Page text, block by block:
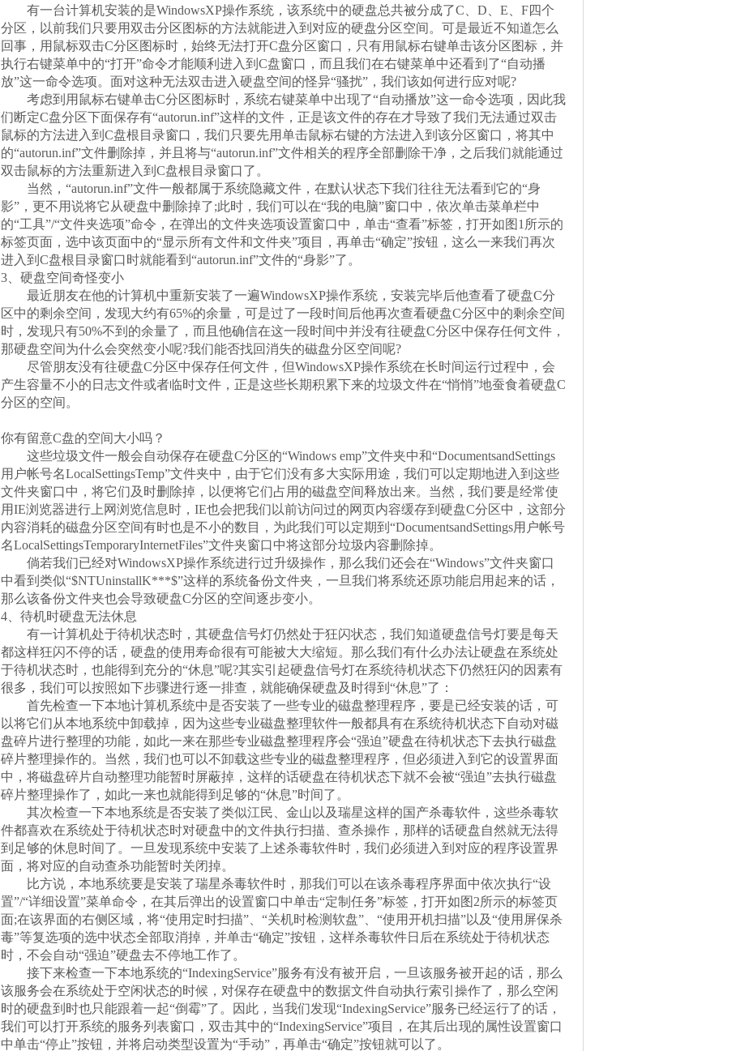
有一台计算机安装的是WindowsXP操作系统，该系统中的硬盘总共被分成了C、D、E、F四个
分区，以前我们只要用双击分区图标的方法就能进入到对应的硬盘分区空间。可是最近不知道怎么
回事，用鼠标双击C分区图标时，始终无法打开C盘分区窗口，只有用鼠标右键单击该分区图标，并
执行右键菜单中的“打开”命令才能顺利进入到C盘窗口，而且我们在右键菜单中还看到了“自动播
放”这一命令选项。面对这种无法双击进入硬盘空间的怪异“骚扰”，我们该如何进行应对呢?
考虑到用鼠标右键单击C分区图标时，系统右键菜单中出现了“自动播放”这一命令选项，因此我
们断定C盘分区下面保存有“autorun.inf”这样的文件，正是该文件的存在才导致了我们无法通过双击
鼠标的方法进入到C盘根目录窗口，我们只要先用单击鼠标右键的方法进入到该分区窗口，将其中
的“autorun.inf”文件删除掉，并且将与“autorun.inf”文件相关的程序全部删除干净，之后我们就能通过
双击鼠标的方法重新进入到C盘根目录窗口了。
当然，“autorun.inf”文件一般都属于系统隐藏文件，在默认状态下我们往往无法看到它的“身
影”，更不用说将它从硬盘中删除掉了;此时，我们可以在“我的电脑”窗口中，依次单击菜单栏中
的“工具”/“文件夹选项”命令，在弹出的文件夹选项设置窗口中，单击“查看”标签，打开如图1所示的
标签页面，选中该页面中的“显示所有文件和文件夹”项目，再单击“确定”按钮，这么一来我们再次
进入到C盘根目录窗口时就能看到“autorun.inf”文件的“身影”了。
3、硬盘空间奇怪变小
最近朋友在他的计算机中重新安装了一遍WindowsXP操作系统，安装完毕后他查看了硬盘C分
区中的剩余空间，发现大约有65%的余量，可是过了一段时间后他再次查看硬盘C分区中的剩余空间
时，发现只有50%不到的余量了，而且他确信在这一段时间中并没有往硬盘C分区中保存任何文件，
那硬盘空间为什么会突然变小呢?我们能否找回消失的磁盘分区空间呢?
尽管朋友没有往硬盘C分区中保存任何文件，但WindowsXP操作系统在长时间运行过程中，会
产生容量不小的日志文件或者临时文件，正是这些长期积累下来的垃圾文件在“悄悄”地蚕食着硬盘C
分区的空间。
你有留意C盘的空间大小吗？
这些垃圾文件一般会自动保存在硬盘C分区的“Windows emp”文件夹中和“DocumentsandSettings
用户帐号名LocalSettingsTemp”文件夹中，由于它们没有多大实际用途，我们可以定期地进入到这些
文件夹窗口中，将它们及时删除掉，以便将它们占用的磁盘空间释放出来。当然，我们要是经常使
用IE浏览器进行上网浏览信息时，IE也会把我们以前访问过的网页内容缓存到硬盘C分区中，这部分
内容消耗的磁盘分区空间有时也是不小的数目，为此我们可以定期到“DocumentsandSettings用户帐号
名LocalSettingsTemporaryInternetFiles”文件夹窗口中将这部分垃圾内容删除掉。
倘若我们已经对WindowsXP操作系统进行过升级操作，那么我们还会在“Windows”文件夹窗口
中看到类似“$NTUninstallK***$”这样的系统备份文件夹，一旦我们将系统还原功能启用起来的话，
那么该备份文件夹也会导致硬盘C分区的空间逐步变小。
4、待机时硬盘无法休息
有一计算机处于待机状态时，其硬盘信号灯仍然处于狂闪状态，我们知道硬盘信号灯要是每天
都这样狂闪不停的话，硬盘的使用寿命很有可能被大大缩短。那么我们有什么办法让硬盘在系统处
于待机状态时，也能得到充分的“休息”呢?其实引起硬盘信号灯在系统待机状态下仍然狂闪的因素有
很多，我们可以按照如下步骤进行逐一排查，就能确保硬盘及时得到“休息”了：
首先检查一下本地计算机系统中是否安装了一些专业的磁盘整理程序，要是已经安装的话，可
以将它们从本地系统中卸载掉，因为这些专业磁盘整理软件一般都具有在系统待机状态下自动对磁
盘碎片进行整理的功能，如此一来在那些专业磁盘整理程序会“强迫”硬盘在待机状态下去执行磁盘
碎片整理操作的。当然，我们也可以不卸载这些专业的磁盘整理程序，但必须进入到它的设置界面
中，将磁盘碎片自动整理功能暂时屏蔽掉，这样的话硬盘在待机状态下就不会被“强迫”去执行磁盘
碎片整理操作了，如此一来也就能得到足够的“休息”时间了。
其次检查一下本地系统是否安装了类似江民、金山以及瑞星这样的国产杀毒软件，这些杀毒软
件都喜欢在系统处于待机状态时对硬盘中的文件执行扫描、查杀操作，那样的话硬盘自然就无法得
到足够的休息时间了。一旦发现系统中安装了上述杀毒软件时，我们必须进入到对应的程序设置界
面，将对应的自动查杀功能暂时关闭掉。
比方说，本地系统要是安装了瑞星杀毒软件时，那我们可以在该杀毒程序界面中依次执行“设
置”/“详细设置”菜单命令，在其后弹出的设置窗口中单击“定制任务”标签，打开如图2所示的标签页
面;在该界面的右侧区域，将“使用定时扫描”、“关机时检测软盘”、“使用开机扫描”以及“使用屏保杀
毒”等复选项的选中状态全部取消掉，并单击“确定”按钮，这样杀毒软件日后在系统处于待机状态
时，不会自动“强迫”硬盘去不停地工作了。
接下来检查一下本地系统的“IndexingService”服务有没有被开启，一旦该服务被开起的话，那么
该服务会在系统处于空闲状态的时候，对保存在硬盘中的数据文件自动执行索引操作了，那么空闲
时的硬盘到时也只能跟着一起“倒霉”了。因此，当我们发现“IndexingService”服务已经运行了的话，
我们可以打开系统的服务列表窗口，双击其中的“IndexingService”项目，在其后出现的属性设置窗口
中单击“停止”按钮，并将启动类型设置为“手动”，再单击“确定”按钮就可以了。